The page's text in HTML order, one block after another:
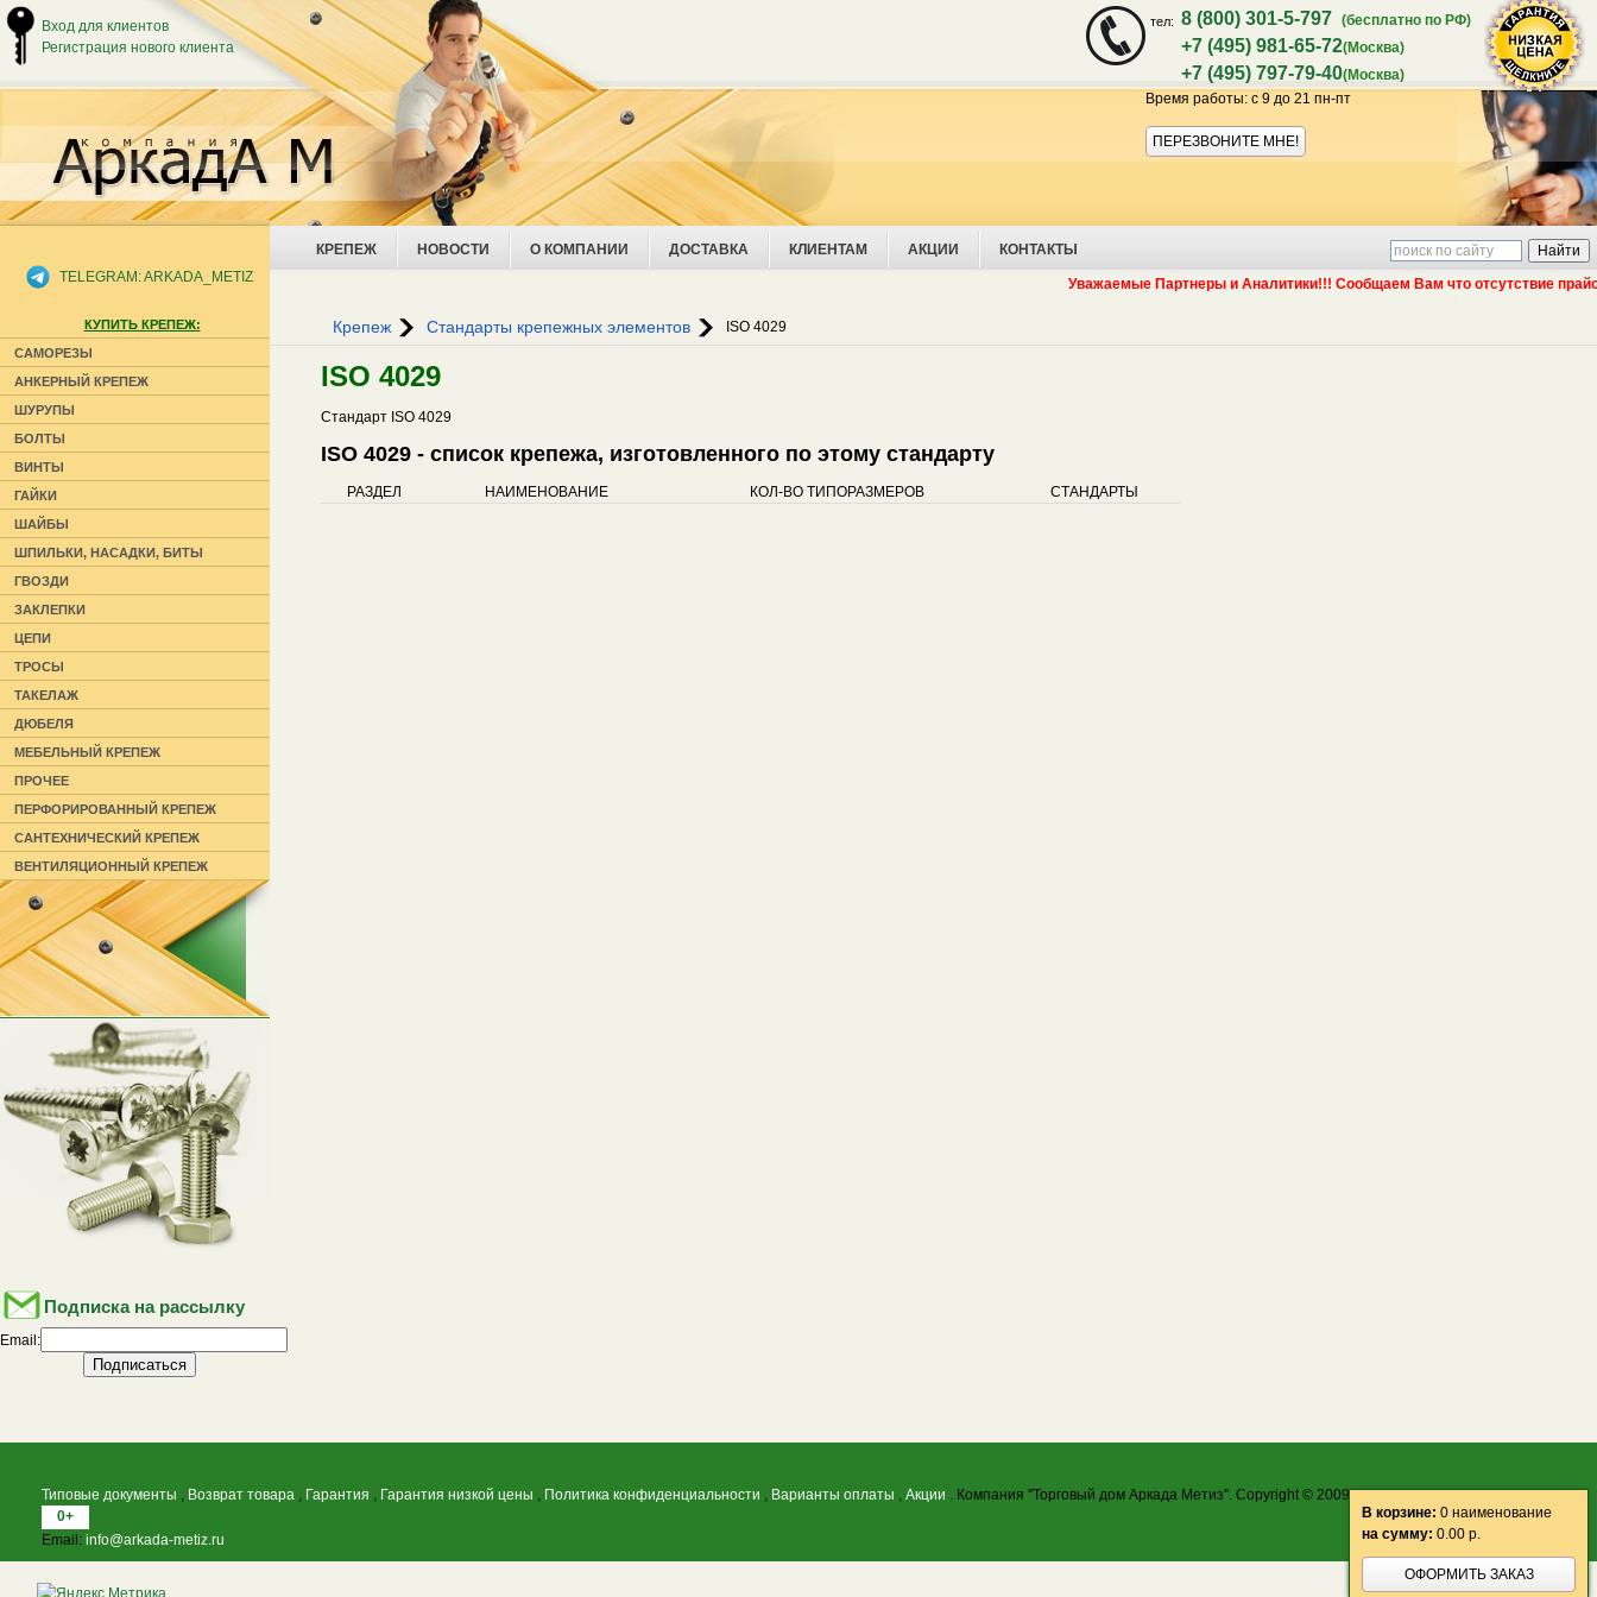
тел: 8 (800) 301-5-797 (бесплатно по РФ)
+7 (495) 981-65-72(Москва)
+7 (495) 797-79-40(Москва)
Время работы: с 9 до 21 пн-пт
ПЕРЕЗВОНИТЕ МНЕ!
Акция:
КРЕПЕЖ НОВОСТИ О КОМПАНИИ ДОСТАВКА КЛИЕНТАМ АКЦИИ КОНТАКТЫ
Уважаемые Партнеры и Аналитики!!! Сообщаем Вам что отсутствие прайс
Крепеж Стандарты крепежных элементов ISO 4029
ISO 4029
Стандарт ISO 4029
ISO 4029 - список крепежа, изготовленного по этому стандарту
РАЗДЕЛ НАИМЕНОВАНИЕ КОЛ-ВО ТИПОРАЗМЕРОВ СТАНДАРТЫ
TELEGRAM: ARKADA_METIZ
КУПИТЬ КРЕПЕЖ:
САМОРЕЗЫ
АНКЕРНЫЙ КРЕПЕЖ
ШУРУПЫ
БОЛТЫ
ВИНТЫ
ГАЙКИ
ШАЙБЫ
ШПИЛЬКИ, НАСАДКИ, БИТЫ
ГВОЗДИ
ЗАКЛЕПКИ
ЦЕПИ
ТРОСЫ
ТАКЕЛАЖ
ДЮБЕЛЯ
МЕБЕЛЬНЫЙ КРЕПЕЖ
ПРОЧЕЕ
ПЕРФОРИРОВАННЫЙ КРЕПЕЖ
САНТЕХНИЧЕСКИЙ КРЕПЕЖ
ВЕНТИЛЯЦИОННЫЙ КРЕПЕЖ
Подписка на рассылку
Email:
В корзине: 0 наименование
на сумму: 0.00 р.
ОФОРМИТЬ ЗАКАЗ
Типовые документы , Возврат товара , Гарантия , Гарантия низкой цены , Политика конфиденциальности , Варианты оплаты , Акции . Компания "Торговый дом Аркада Метиз". Copyright © 2009-2026 ООО "ТД Аркада Метиз"
0+
Email: info@arkada-metiz.ru
Вход для клиентов
Регистрация нового клиента